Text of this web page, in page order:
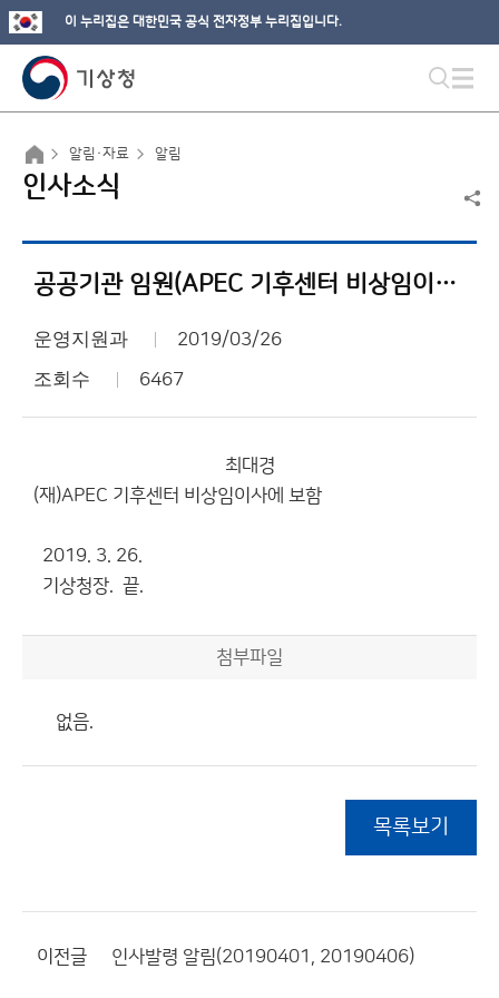
이 누리집은 대한민국 공식 전자정부 누리집입니다.
알림·자료 알림
인사소식
공공기관 임원(APEC 기후센터 비상임이사) 임명 알림
운영지원과 2019/03/26
조회수 6467
최대경
(재)APEC 기후센터 비상임이사에 보함
2019. 3. 26.
기상청장. 끝.
첨부파일
없음.
목록보기
이전글 인사발령 알림(20190401, 20190406)